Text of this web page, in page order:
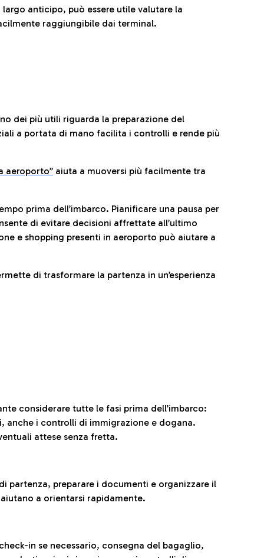
anticipo, può essere utile valutare la
raggiungibile dai terminal.
dei più utili riguarda la preparazione del
a portata di mano facilita i controlli e rende più
aeroporto” aiuta a muoversi più facilmente tra
prima dell’imbarco. Pianificare una pausa per
di evitare decisioni affrettate all’ultimo
e shopping presenti in aeroporto può aiutare a
di trasformare la partenza in un’esperienza
considerare tutte le fasi prima dell’imbarco:
anche i controlli di immigrazione e dogana.
attese senza fretta.
partenza, preparare i documenti e organizzare il
a orientarsi rapidamente.
in se necessario, consegna del bagaglio,